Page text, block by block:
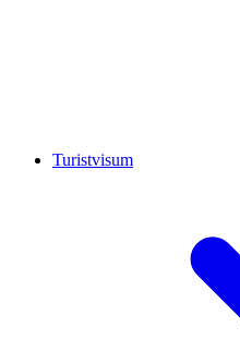
Turistvisum